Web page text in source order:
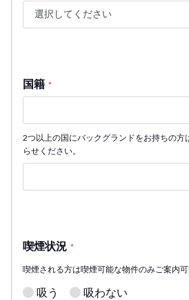
国籍 *
2つ以上の国にバックグランドをお持ちの方
らせください。
喫煙状況 *
喫煙される方は喫煙可能な物件のみご案内可
吸う 吸わない